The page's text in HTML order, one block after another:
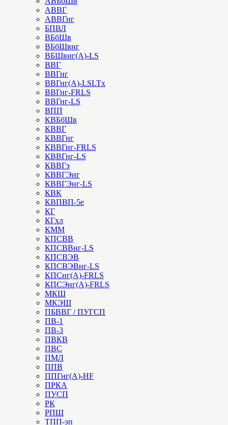
АВВГ
АВВГнг
БПВЛ
ВБбШв
ВБбШвнг
ВБШвнг(А)-LS
ВВГ
ВВГнг
ВВГнг(А)-LSLTx
ВВГнг-FRLS
ВВГнг-LS
ВПП
КВБбШв
КВВГ
КВВГнг
КВВГнг-FRLS
КВВГнг-LS
КВВГэ
КВВГЭнг
КВВГЭнг-LS
КВК
КВПВП-5е
КГ
КГхл
КММ
КПСВВ
КПСВВнг-LS
КПСВЭВ
КПСВЭВнг-LS
КПСнг(А)-FRLS
КПСЭнг(А)-FRLS
МКШ
МКЭШ
ПБВВГ / ПУГСП
ПВ-1
ПВ-3
ПВКВ
ПВС
ПМЛ
ППВ
ППГнг(А)-HF
ПРКА
ПУСП
РК
РПШ
ТПП-эп